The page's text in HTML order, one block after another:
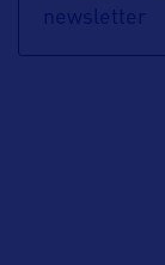
newsletter